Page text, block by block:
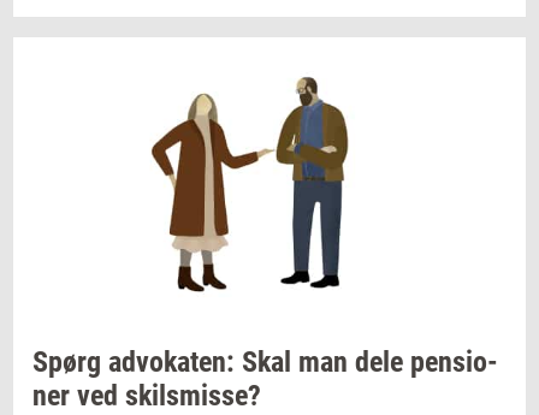
Spørg ad­vo­ka­ten: Skal man dele pen­sio­
ner ved skils­mis­se?